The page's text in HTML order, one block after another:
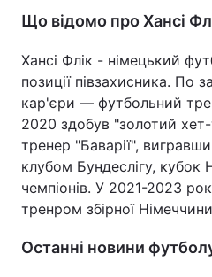
Що відомо про Хансі
Хансі Флік - німецький
позиції півзахисника. По
кар'єри — футбольний
2020 здобув "золотий
тренер "Баварії",
клубом Бундеслігу, кубок
чемпіонів. У 2021-2023
тренром збірної
Останні новини